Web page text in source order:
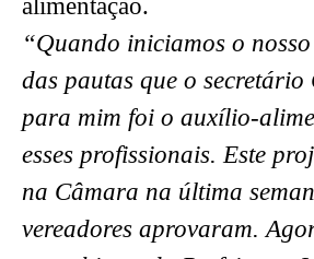
alimentação.
“Quando iniciamos o
das pautas que o
para mim foi o auxílio-
esses profissionais. Este
na Câmara na última
vereadores aprovaram.